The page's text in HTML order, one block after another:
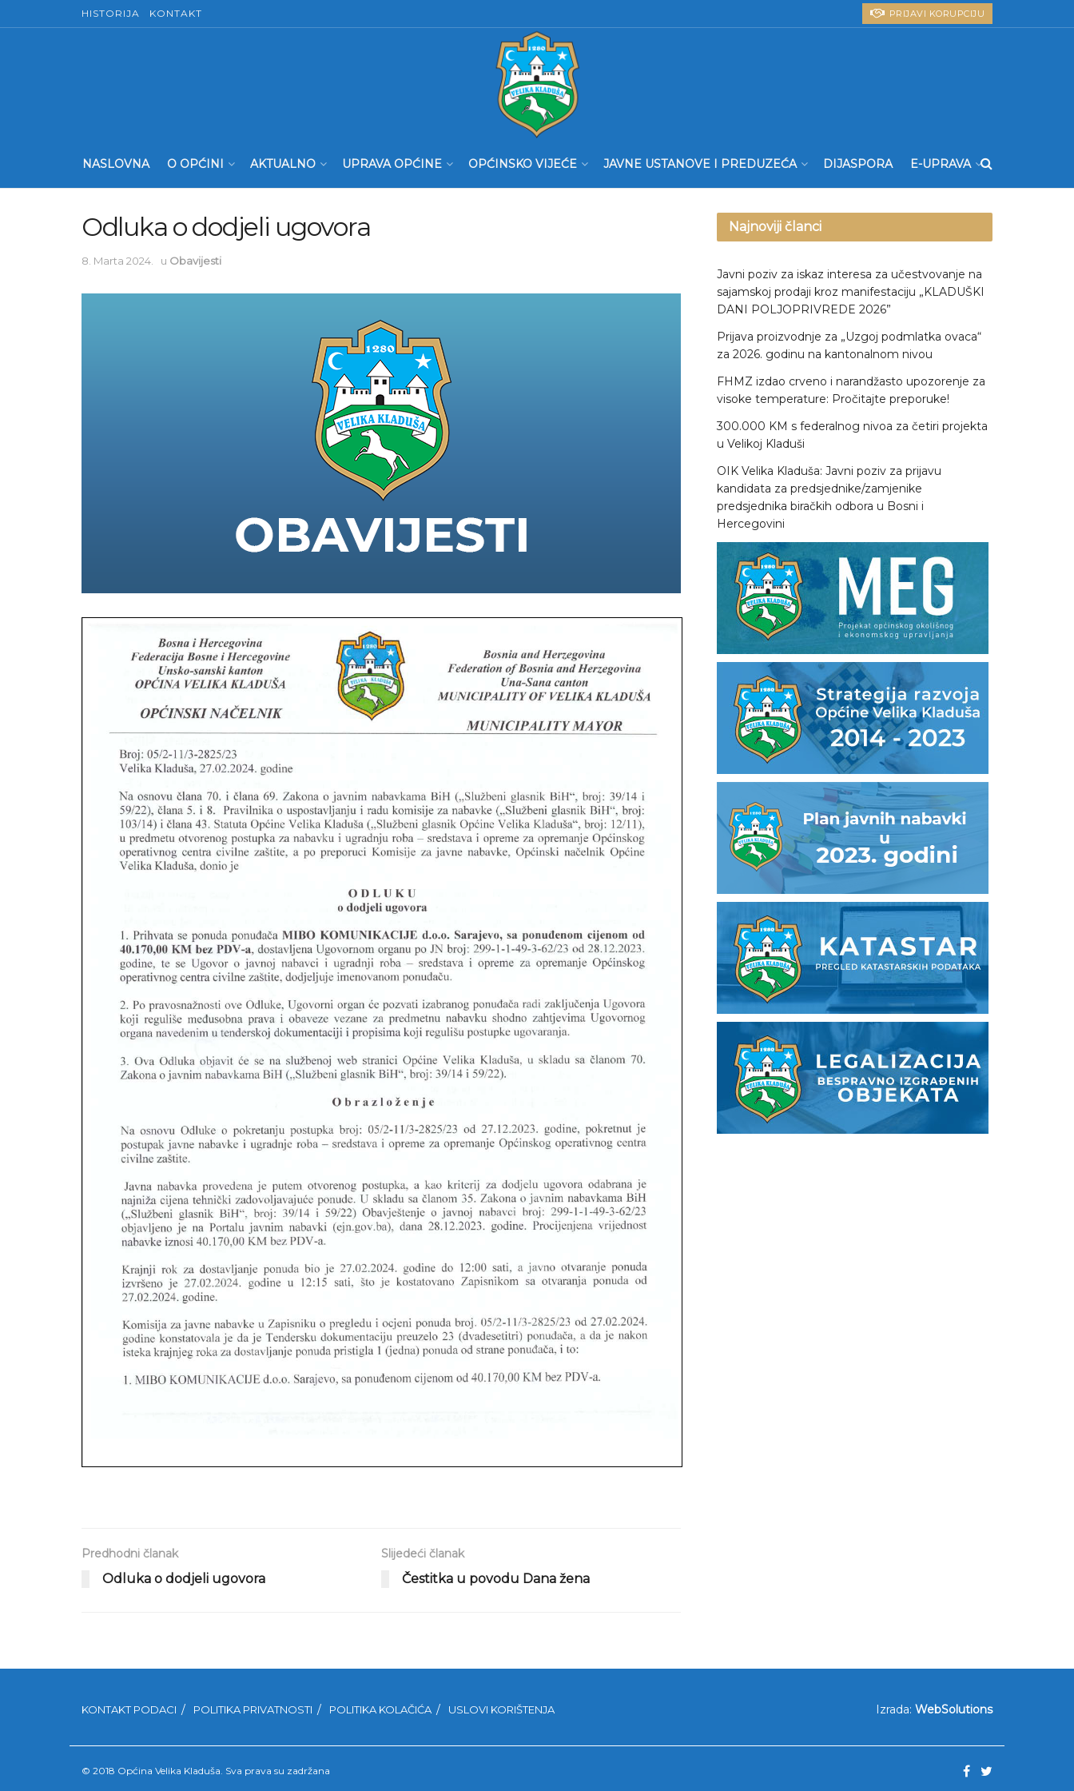
HISTORIJA KONTAKT PRIJAVI KORUPCIJU
NASLOVNA O OPĆINI AKTUALNO UPRAVA OPĆINE OPĆINSKO VIJEĆE JAVNE USTANOVE I PREDUZEĆA DIJASPORA E-UPRAVA
Odluka o dodjeli ugovora
8. Marta 2024. u Obavijesti
Predhodni članak
Odluka o dodjeli ugovora
Slijedeći članak
Čestitka u povodu Dana žena
Najnoviji članci
Javni poziv za iskaz interesa za učestvovanje na
sajamskoj prodaji kroz manifestaciju „KLADUŠKI
DANI POLJOPRIVREDE 2026”
Prijava proizvodnje za „Uzgoj podmlatka ovaca“
za 2026. godinu na kantonalnom nivou
FHMZ izdao crveno i narandžasto upozorenje za
visoke temperature: Pročitajte preporuke!
300.000 KM s federalnog nivoa za četiri projekta
u Velikoj Kladuši
OIK Velika Kladuša: Javni poziv za prijavu
kandidata za predsjednike/zamjenike
predsjednika biračkih odbora u Bosni i
Hercegovini
KONTAKT PODACI POLITIKA PRIVATNOSTI POLITIKA KOLAČIĆA USLOVI KORIŠTENJA Izrada: WebSolutions
© 2018 Općina Velika Kladuša. Sva prava su zadržana